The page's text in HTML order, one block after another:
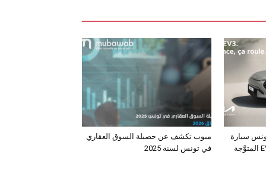
مبوب تكشف عن حصيلة السوق العقاري
في تونس لسنة 2025
سيارة
الـدفع الرباعي الكهربائي EV3 المتوَّجة